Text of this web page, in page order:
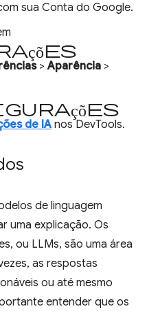
sua Conta do Google.
>Aparência >
de IA nos DevTools.
de linguagem
uma explicação. Os
ou LLMs, são uma área
as respostas
ou até mesmo
entender que os